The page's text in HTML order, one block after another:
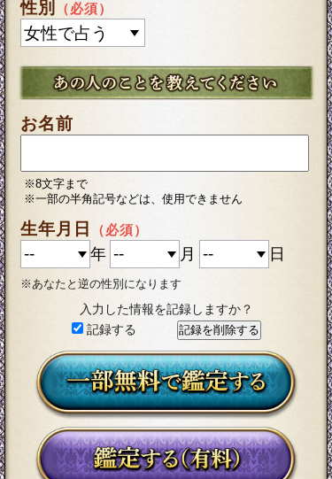
性別 （必須）
お名前
※8文字まで
※一部の半角記号などは、使用できません
生年月日 （必須）
年 月 日
※あなたと逆の性別になります
入力した情報を記録しますか？
記録する